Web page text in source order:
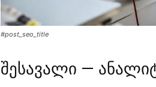
#post_seo_title
შესავალი —